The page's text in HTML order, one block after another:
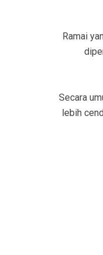
Ramai
Secara
lebih